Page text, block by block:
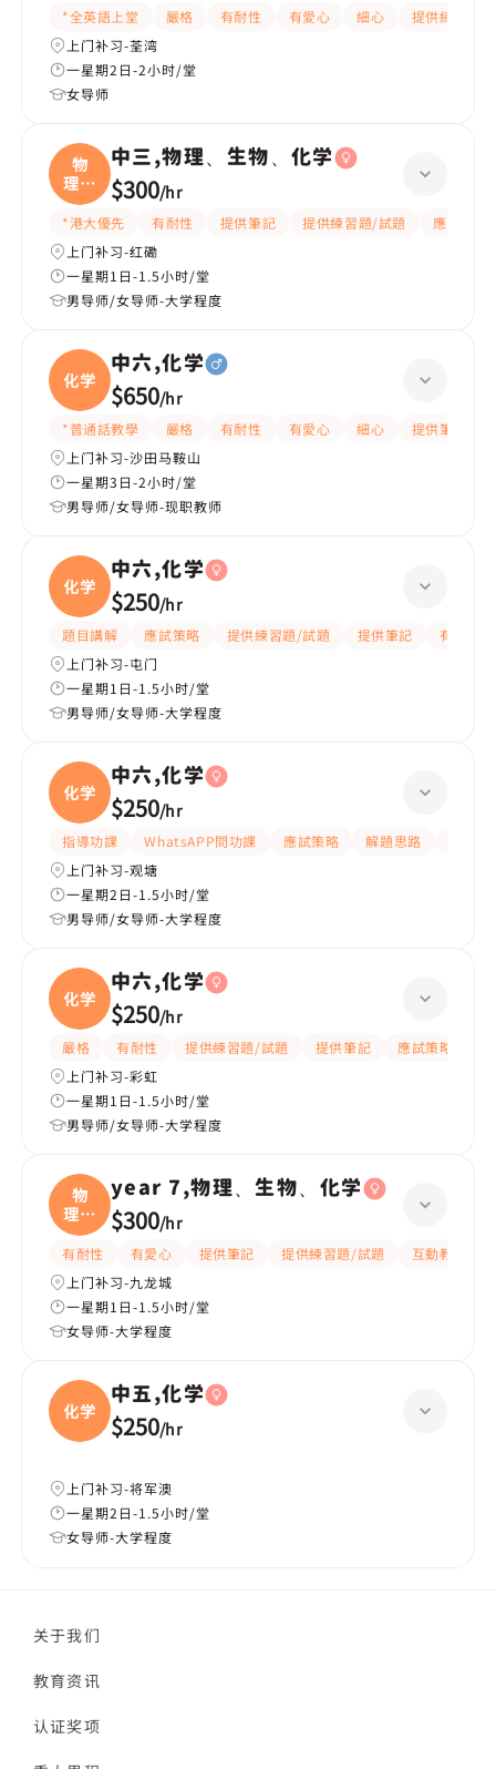
*全英語上堂 嚴格 有耐性 有愛心 細心
提供練習題/
上门补习-荃湾
一星期2日-2小时/堂
女导师
物
理、
生物
中三,物理、生物、化学
$300/hr
*港大優先 有耐性 提供筆記 提供練習題/試題
應試策略
上门补习-红磡
一星期1日-1.5小时/堂
男导师/女导师-大学程度
化学
中六,化学
$650/hr
*普通話教學 嚴格 有耐性 有愛心 細心 提供筆記
上门补习-沙田马鞍山
一星期3日-2小时/堂
男导师/女导师-现职教师
化学
中六,化学
$250/hr
題目講解 應試策略 提供練習題/試題 提供筆記
有耐性
上门补习-屯门
一星期1日-1.5小时/堂
男导师/女导师-大学程度
化学
中六,化学
$250/hr
指導功課 WhatsAPP問功課 應試策略 解題思路
上门补习-观塘
一星期2日-1.5小时/堂
男导师/女导师-大学程度
化学
中六,化学
$250/hr
嚴格 有耐性 提供練習題/試題 提供筆記 應試策略
上门补习-彩虹
一星期1日-1.5小时/堂
男导师/女导师-大学程度
物
理、
生物
year 7,物理、生物、化学
$300/hr
有耐性 有愛心 提供筆記 提供練習題/試題 互動教學
上门补习-九龙城
一星期1日-1.5小时/堂
女导师-大学程度
化学
中五,化学
$250/hr
上门补习-将军澳
一星期2日-1.5小时/堂
女导师-大学程度
关于我们
教育资讯
认证奖项